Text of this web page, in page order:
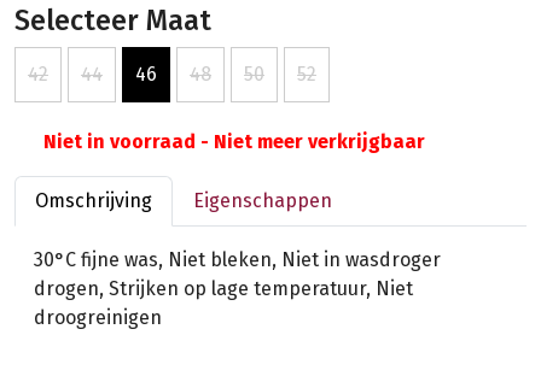
Selecteer Maat
42 44 46 48 50 52
Niet in voorraad - Niet meer verkrijgbaar
Omschrijving Eigenschappen
30°C fijne was, Niet bleken, Niet in wasdroger
drogen, Strijken op lage temperatuur, Niet
droogreinigen